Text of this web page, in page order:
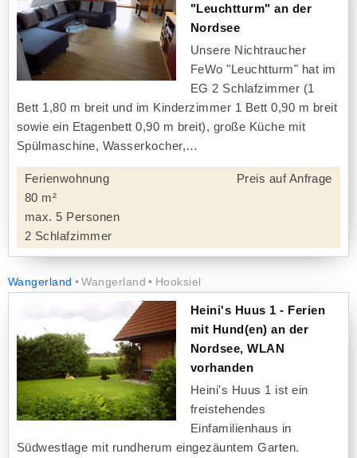
"Leuchtturm" an der
Nordsee
Unsere Nichtraucher
FeWo "Leuchtturm" hat im
EG 2 Schlafzimmer (1
Bett 1,80 m breit und im Kinderzimmer 1 Bett 0,90 m breit
sowie ein Etagenbett 0,90 m breit), große Küche mit
Spülmaschine, Wasserkocher,
Ferienwohnung
80 m²
max. 5 Personen
2 Schlafzimmer
Preis auf Anfrage
Wangerland Wangerland Hooksiel
Heini's Huus 1 - Ferien
mit Hund(en) an der
Nordsee, WLAN
vorhanden
Heini's Huus 1 ist ein
freistehendes
Einfamilienhaus in
Südwestlage mit rundherum eingezäuntem Garten.